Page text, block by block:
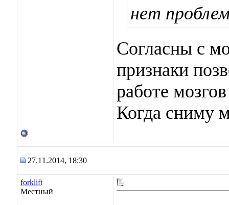
нет
Согласны с
признаки
работе
Когда сниму
27.11.2014, 18:30
forklift
Местный